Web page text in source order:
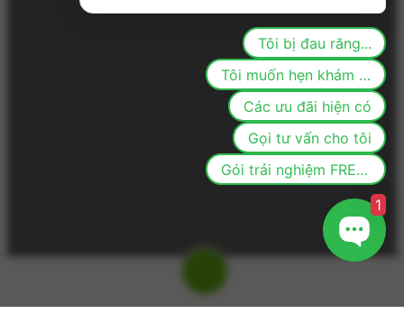
Tôi bị đau răng...
Tôi muốn hẹn khám răng
Các ưu đãi hiện có
Gọi tư vấn cho tôi
Gói trải nghiệm FREE cho khách mới
1